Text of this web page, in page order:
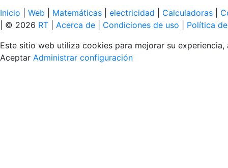
Inicio
Web Matemáticas electricidad Calculadoras
| © 2026 RT Acerca de Condiciones de uso
Política
Este sitio web utiliza cookies para mejorar su
Aceptar Administrar configuración